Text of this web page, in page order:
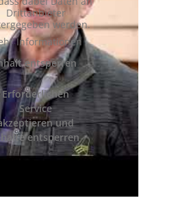
Drittanbieter
werden.
Informationen
entsperren
Erforderlichen
Service
und
entsperren